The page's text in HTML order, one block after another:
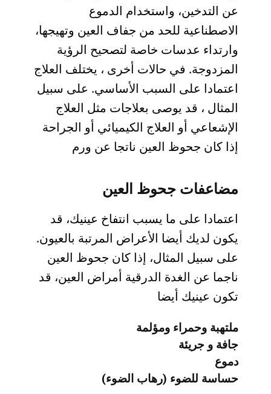
عن التدخين، واستخدام الدموع
الاصطناعية للحد من جفاف العين وتهيجها،
وارتداء عدسات خاصة لتصحيح الرؤية
المزدوجة. في حالات أخرى ، يختلف العلاج
اعتمادا على السبب الأساسي. على سبيل
المثال ، قد يوصى بعلاجات مثل العلاج
الإشعاعي أو العلاج الكيميائي أو الجراحة
إذا كان جحوظ العين ناتجا عن ورم
مضاعفات جحوظ العين
اعتمادا على ما يسبب انتفاخ عينيك، قد
يكون لديك أيضا الأعراض المرتبة بالعيون.
على سبيل المثال، إذا كان جحوظ العين
ناجما عن الغدة الدرقية أمراض العين، قد
تكون عينيك أيضا
ملتهبة وحمراء ومؤلمة
جافة و جريئة
دموع
حساسة للضوء (رهاب الضوء)